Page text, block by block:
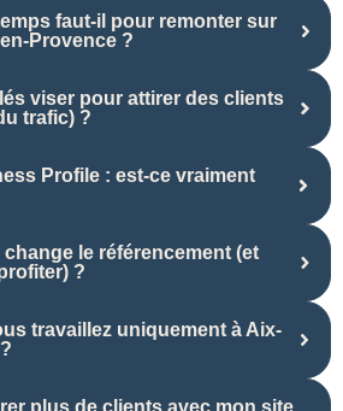
faut-il pour remonter sur
Provence ?
viser pour attirer des clients
trafic) ?
Profile : est-ce vraiment
change le référencement (et
?
travaillez uniquement à Aix-
plus de clients avec mon site